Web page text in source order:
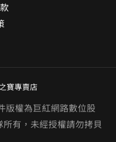
寶專賣店
版權為巨紅網路數位股
有，未經授權請勿拷貝